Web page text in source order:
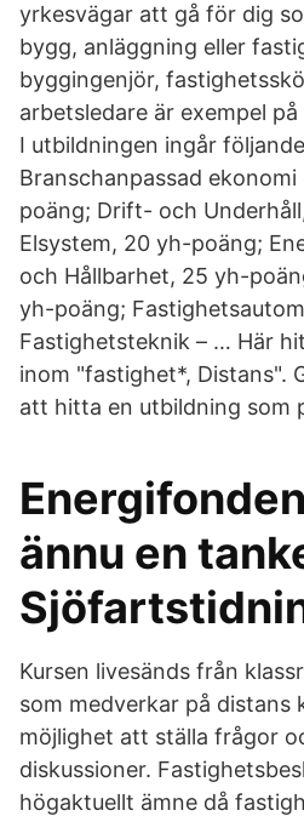
yrkesvägar att gå för dig
bygg, anläggning eller
byggingenjör,
arbetsledare är exempel
I utbildningen ingår
Branschanpassad
poäng; Drift- och
Elsystem, 20 yh-poäng;
och Hållbarhet, 25 yh-
yh-poäng;
Fastighetsteknik – … Här
inom "fastighet*, Distans".
att hitta en utbildning som
ännu en
Kursen livesänds från
som medverkar på distans
möjlighet att ställa frågor
diskussioner.
högaktuellt ämne då